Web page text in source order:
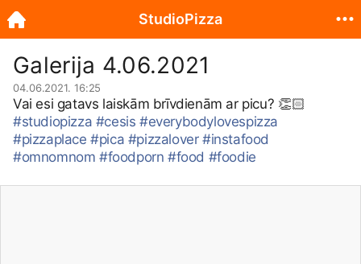
Galerija 4.06.2021
04.06.2021. 16:25
Vai esi gatavs laiskām brīvdienām ar picu? 👏🏻
#studiopizza #cesis #everybodylovespizza
#pizzaplace #pica #pizzalover #instafood
#omnomnom #foodporn #food #foodie
StudioPizza